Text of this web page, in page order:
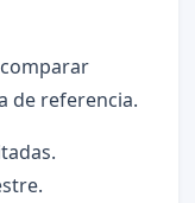
de referencia.